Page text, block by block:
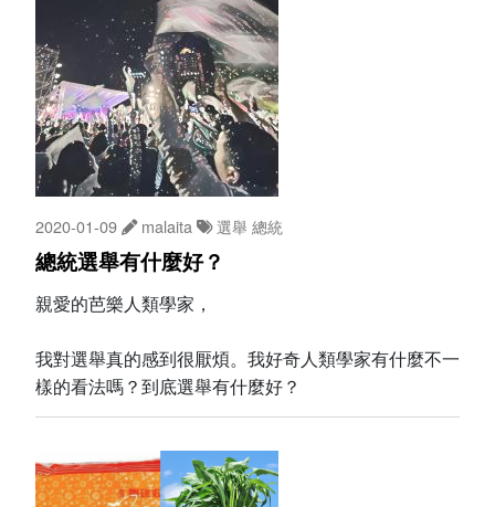
2020-01-09 malaita 選舉 總統
總統選舉有什麼好？
親愛的芭樂人類學家，
我對選舉真的感到很厭煩。我好奇人類學家有什麼不一
樣的看法嗎？到底選舉有什麼好？